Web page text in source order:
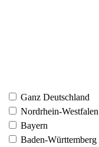
Ganz Deutschland
Nordrhein-Westfalen
Bayern
Baden-Württemberg